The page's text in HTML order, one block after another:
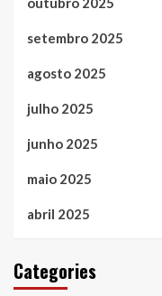
setembro 2025
agosto 2025
julho 2025
junho 2025
maio 2025
abril 2025
Categories